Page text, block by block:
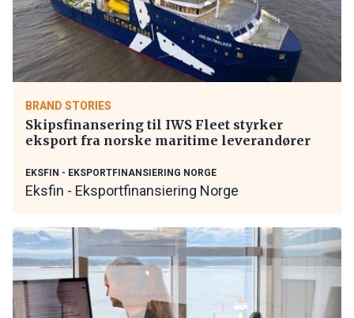
BRAND STORIES
Skipsfinansering til IWS Fleet styrker
eksport fra norske maritime leverandører
EKSFIN - EKSPORTFINANSIERING NORGE
Eksfin - Eksportfinansiering Norge